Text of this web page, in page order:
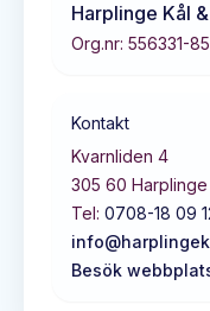
Harplinge Kål
Org.nr: 556331-
Kontakt
Kvarnliden 4
305 60 Harplinge
Tel: 0708-18 09
Besök